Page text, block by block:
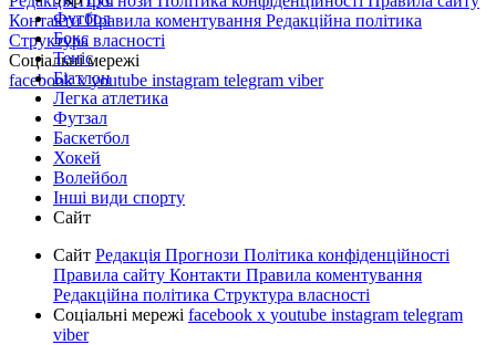
КонтактиПравила коментування Редакційна політика
Структура власності
Соціальні мережі
facebookxyoutube instagram telegram viber
Футбол
Бокс
Теніс
Біатлон
Легка атлетика
Футзал
Баскетбол
Хокей
Волейбол
Інші види спорту
Сайт
Сайт Редакція Прогнози Політика конфіденційності
Правила сайту Контакти Правила коментування
Редакційна політика Структура власності
Соціальні мережі facebook x youtube instagram telegram
viber